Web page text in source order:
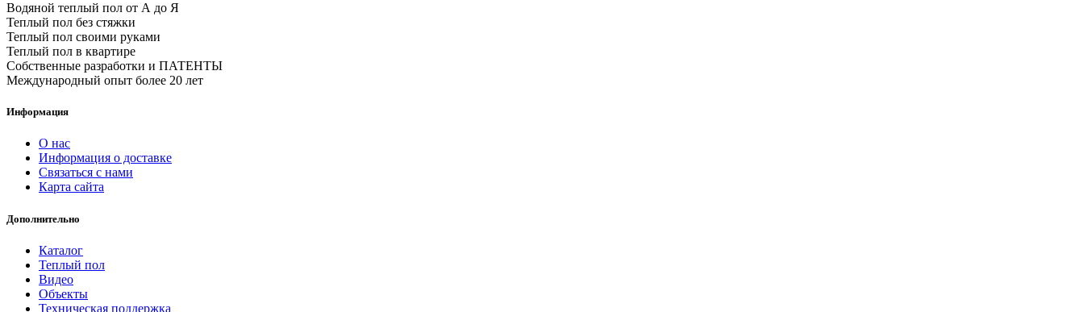
Водяной теплый пол от А до Я
Теплый пол без стяжки
Теплый пол своими руками
Теплый пол в квартире
Собственные разработки и ПАТЕНТЫ
Международный опыт более 20 лет
Информация
О нас
Информация о доставке
Связаться с нами
Карта сайта
Дополнительно
Каталог
Теплый пол
Видео
Объекты
Техническая поддержка